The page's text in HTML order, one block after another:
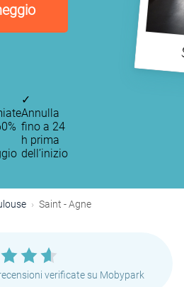
✓
Annulla
fino a 24
h prima
dell’inizio
Saint - Agne
verificate su Mobypark